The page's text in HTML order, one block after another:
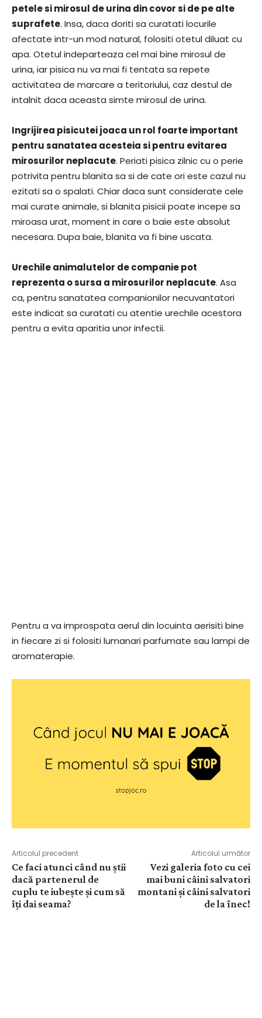
petele si mirosul de urina din covor si de pe alte
suprafete. Insa, daca doriti sa curatati locurile
afectate intr-un mod natural, folositi otetul diluat cu
apa. Otetul indeparteaza cel mai bine mirosul de
urina, iar pisica nu va mai fi tentata sa repete
activitatea de marcare a teritoriului, caz destul de
intalnit daca aceasta simte mirosul de urina.
Ingrijirea pisicutei joaca un rol foarte important
pentru sanatatea acesteia si pentru evitarea
mirosurilor neplacute. Periati pisica zilnic cu o perie
potrivita pentru blanita sa si de cate ori este cazul nu
ezitati sa o spalati. Chiar daca sunt considerate cele
mai curate animale, si blanita pisicii poate incepe sa
miroasa urat, moment in care o baie este absolut
necesara. Dupa baie, blanita va fi bine uscata.
Urechile animalutelor de companie pot
reprezenta o sursa a mirosurilor neplacute. Asa
ca, pentru sanatatea companionilor necuvantatori
este indicat sa curatati cu atentie urechile acestora
pentru a evita aparitia unor infectii.
Pentru a va improspata aerul din locuinta aerisiti bine
in fiecare zi si folositi lumanari parfumate sau lampi de
aromaterapie.
Articolul precedent
Ce faci atunci când nu știi
dacă partenerul de
cuplu te iubește și cum să
îți dai seama?
Articolul următor
Vezi galeria foto cu cei
mai buni câini salvatori
montani și câini salvatori
de la înec!